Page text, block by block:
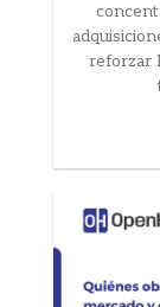
reforzar